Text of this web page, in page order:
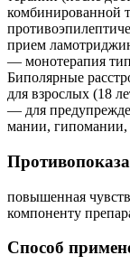
комбинированной
прием
— монотерапия
Биполярные
для взрослых (18
— для
мании,
повышенная
компоненту
Способ